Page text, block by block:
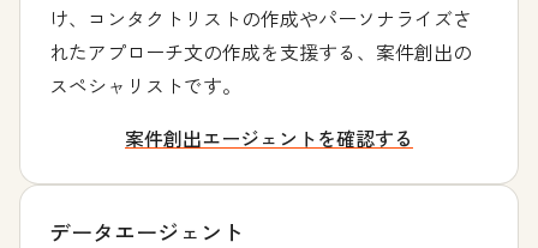
け、コンタクトリストの作成やパーソナライズさ
れたアプローチ文の作成を支援する、案件創出の
スペシャリストです。
案件創出エージェントを確認する
データエージェント